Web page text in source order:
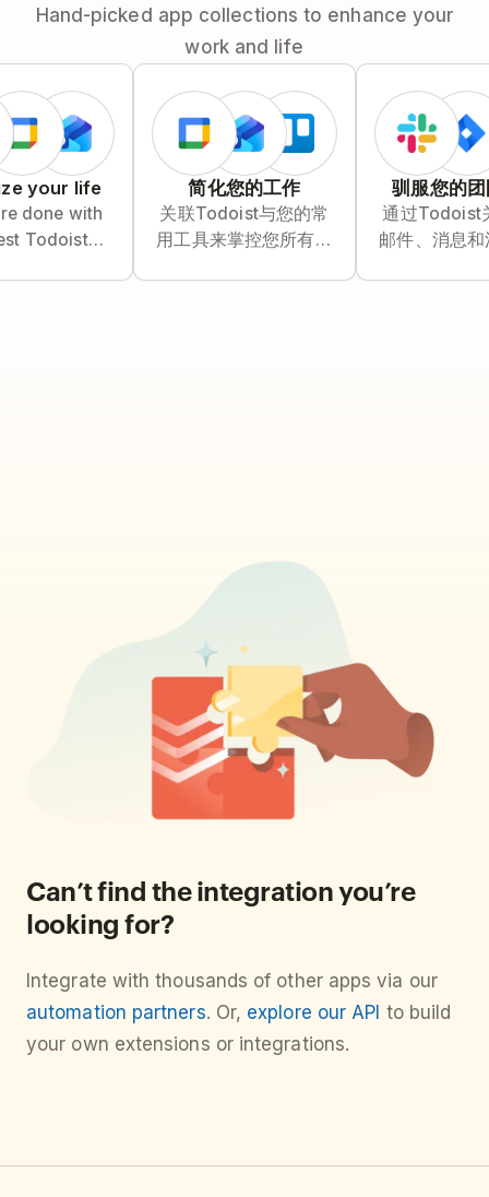
Hand-picked app collections to enhance your
work and life
your life
done with
Todoist
简化您的工作
关联Todoist与您的常
用工具来掌控您所有的
驯服您的
通过Todoist
邮件、消息
Can’t find the integration you’re
looking for?
Integrate with thousands of other apps via our
automation partners. Or, explore our API to build
your own extensions or integrations.